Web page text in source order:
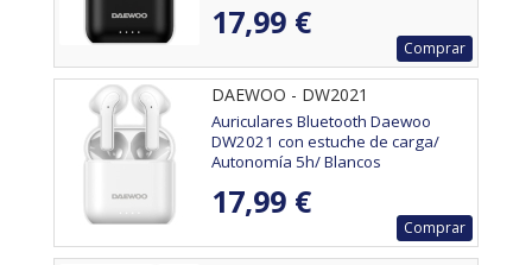
17,99 €
Comprar
DAEWOO - DW2021
Auriculares Bluetooth Daewoo
DW2021 con estuche de carga/
Autonomía 5h/ Blancos
17,99 €
Comprar